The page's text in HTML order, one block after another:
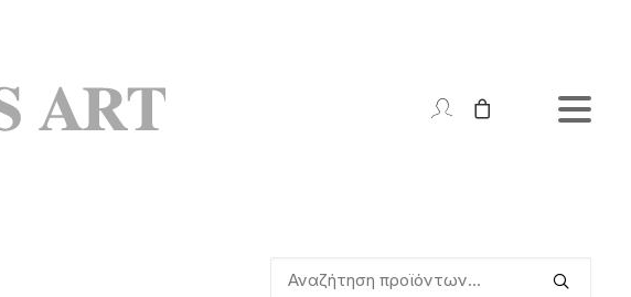
Αναζήτηση